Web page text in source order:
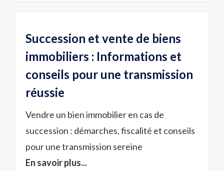
Succession et vente de biens
immobiliers : Informations et
conseils pour une transmission
réussie
Vendre un bien immobilier en cas de
succession : démarches, fiscalité et conseils
pour une transmission sereine
En savoir plus...